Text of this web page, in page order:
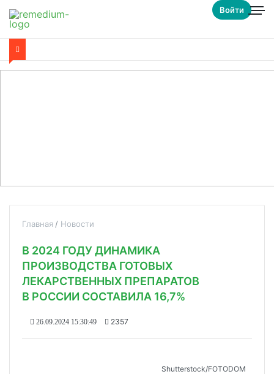
Войти
Главная Новости
В 2024 ГОДУ ДИНАМИКА
ПРОИЗВОДСТВА ГОТОВЫХ
ЛЕКАРСТВЕННЫХ ПРЕПАРАТОВ
В РОССИИ СОСТАВИЛА 16,7%
26.09.2024 15:30:49 2357
Shutterstoсk/FOTODOM